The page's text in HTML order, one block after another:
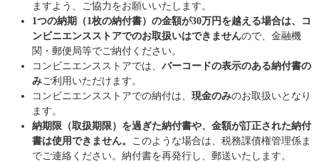
ますよう、ご協力をお願いいたします。
1つの納期（1枚の納付書）の金額が30万円を越える場合は、コ
ンビニエンスストアでのお取扱いはできませんので、金融機
関・郵便局等でご納付ください。
コンビニエンスストアでは、 バーコードの表示のある納付書の
みご利用いただけます。
コンビニエンスストアでの納付は、 現金のみのお取扱いとなり
ます。
納期限（取扱期限）を過ぎた納付書や、金額が訂正された納付
書は使用できません。 このような場合は、税務課債権管理係ま
でご連絡ください。納付書を再発行し、郵送いたします。